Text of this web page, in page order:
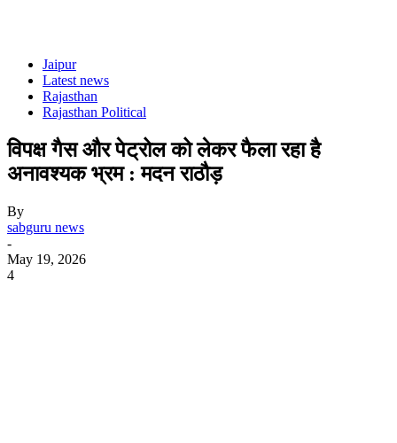
Jaipur
Latest news
Rajasthan
Rajasthan Political
विपक्ष गैस और पेट्रोल को लेकर फैला रहा है
अनावश्यक भ्रम : मदन राठौड़
By
sabguru news
-
May 19, 2026
4